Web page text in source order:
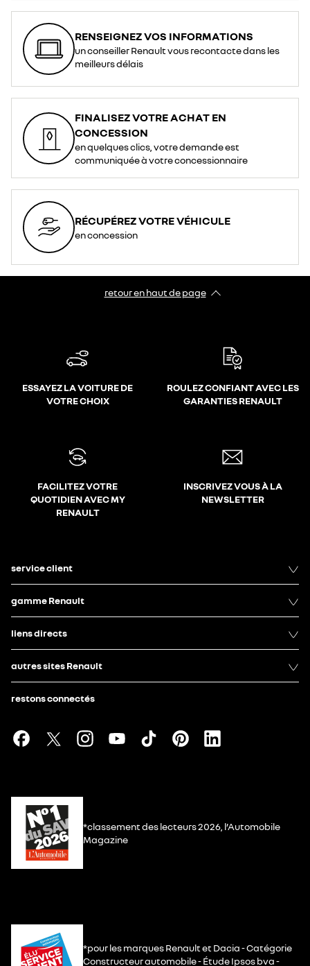
RENSEIGNEZ VOS INFORMATIONS
un conseiller Renault vous recontacte dans les
meilleurs délais
FINALISEZ VOTRE ACHAT EN
CONCESSION
en quelques clics, votre demande est
communiquée à votre concessionnaire
RÉCUPÉREZ VOTRE VÉHICULE
en concession
retour en haut de page​
ESSAYEZ LA VOITURE DE
VOTRE CHOIX
ROULEZ CONFIANT AVEC LES
GARANTIES RENAULT
FACILITEZ VOTRE
QUOTIDIEN AVEC MY
RENAULT
INSCRIVEZ VOUS À LA
NEWSLETTER
service client
gamme Renault
liens directs
autres sites Renault
restons connectés
*classement des lecteurs 2026, l’Automobile
Magazine
*pour les marques Renault et Dacia - Catégorie
Constructeur automobile - Étude Ipsos bva -